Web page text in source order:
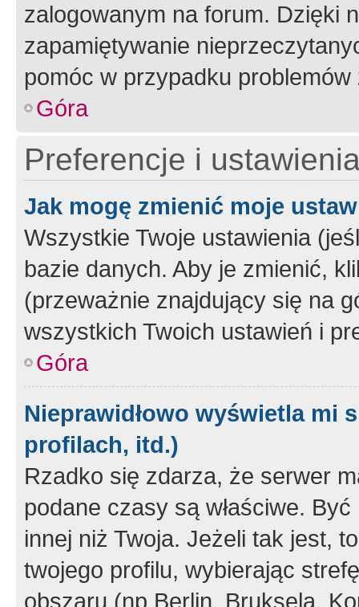
zalogowanym na forum. Dzięki
zapamiętywanie
pomóc w przypadku
Góra
Preferencje i
Jak mogę zmienić moje
Wszystkie Twoje ustawienia
bazie danych. Aby je zmienić,
(przeważnie znajdujący się na
wszystkich Twoich ustawień i
Góra
Nieprawidłowo wyświetla mi
profilach, itd.)
Rzadko się zdarza, że serwer
podane czasy są właściwe.
innej niż Twoja. Jeżeli tak jest,
twojego profilu, wybierając
obszaru (np Berlin, Bruksela,